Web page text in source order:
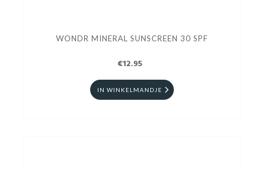
WONDR MINERAL SUNSCREEN 30 SPF
€12.95
IN WINKELMANDJE